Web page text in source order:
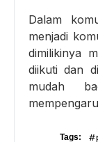
Dalam
menjadi
dimilikinya
diikuti dan
mudah
Tags: